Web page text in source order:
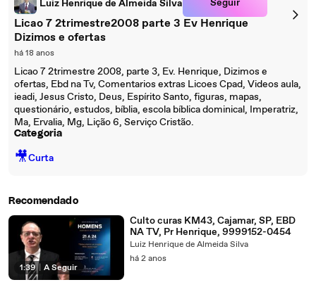
Luiz Henrique de Almeida Silva Seguir
Licao 7 2trimestre2008 parte 3 Ev Henrique
Dizimos e ofertas
há 18 anos
Licao 7 2trimestre 2008, parte 3, Ev. Henrique, Dizimos e
ofertas, Ebd na Tv, Comentarios extras Licoes Cpad, Videos aula,
ieadi, Jesus Cristo, Deus, Espírito Santo, figuras, mapas,
questionário, estudos, bíblia, escola bíblica dominical, Imperatriz,
Ma, Ervalia, Mg, Lição 6, Serviço Cristão.
Categoria
🎥Curta
Recomendado
1:39 A Seguir
Culto curas KM43, Cajamar, SP, EBD
NA TV, Pr Henrique, 9999152-0454
Luiz Henrique de Almeida Silva
há 2 anos